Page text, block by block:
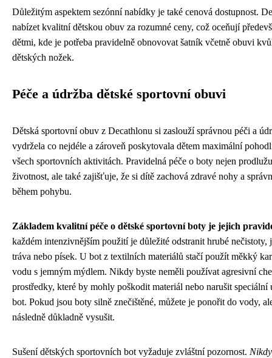
Důležitým aspektem sezónní nabídky je také cenová dostupnost.
nabízet kvalitní dětskou obuv za rozumné ceny, což oceňují
dětmi, kde je potřeba pravidelně obnovovat šatník včetně obuvi
dětských nožek.
Péče a údržba dětské sportovní obuvi
Dětská sportovní obuv z Decathlonu si zaslouží správnou péči a
vydržela co nejdéle a zároveň poskytovala dětem maximální
všech sportovních aktivitách. Pravidelná péče o boty nejen
životnost, ale také zajišťuje, že si dítě zachová zdravé nohy a
během pohybu.
Základem kvalitní péče o dětské sportovní boty je jejich
každém intenzivnějším použití je důležité odstranit hrubé nečistoty,
tráva nebo písek. U bot z textilních materiálů stačí použít měkký
vodu s jemným mýdlem. Nikdy byste neměli používat agresivní
prostředky, které by mohly poškodit materiál nebo narušit speciální
bot. Pokud jsou boty silně znečištěné, můžete je ponořit do vody,
následně důkladně vysušit.
Sušení dětských sportovních bot vyžaduje zvláštní pozornost.